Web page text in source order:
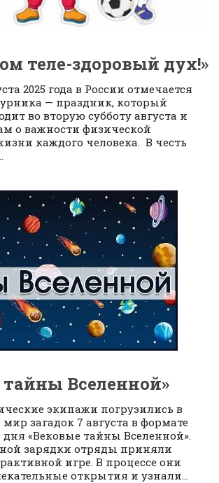
теле-здоровый дух!»
2025 года в России отмечается
— праздник, который
во вторую субботу августа и
о важности физической
каждого человека. В честь
Вселенной»
экипажи погрузились в
загадок 7 августа в формате
дня «Вековые тайны Вселенной».
зарядки отряды приняли
игре. В процессе они
открытия и узнали...